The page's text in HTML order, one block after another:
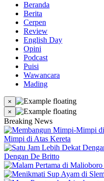
Beranda
Berita
Cerpen
Review
English Day
Opini
Podcast
Puisi
Wawancara
Mading
×
×
Breaking News
Mimpi di Atas Kereta
Dengan De Britto